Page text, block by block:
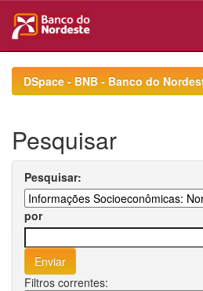
navigationDSpace - BNB - Banco do
Pesquisar
Pesquisar:
por
Filtros correntes: